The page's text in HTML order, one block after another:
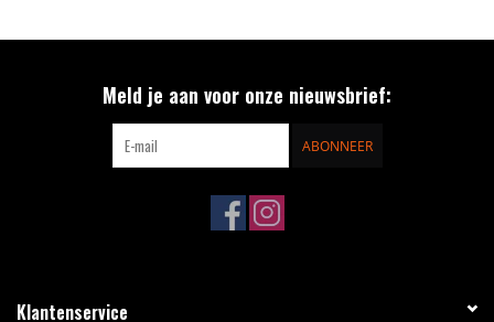
Meld je aan voor onze nieuwsbrief:
ABONNEER
Klantenservice